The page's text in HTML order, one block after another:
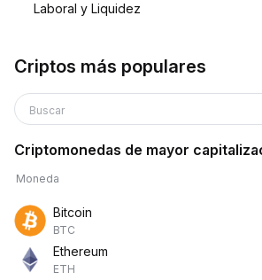
Laboral y Liquidez
Criptos más populares
Buscar
Criptomonedas de mayor
Moneda
Bitcoin
BTC
Ethereum
ETH